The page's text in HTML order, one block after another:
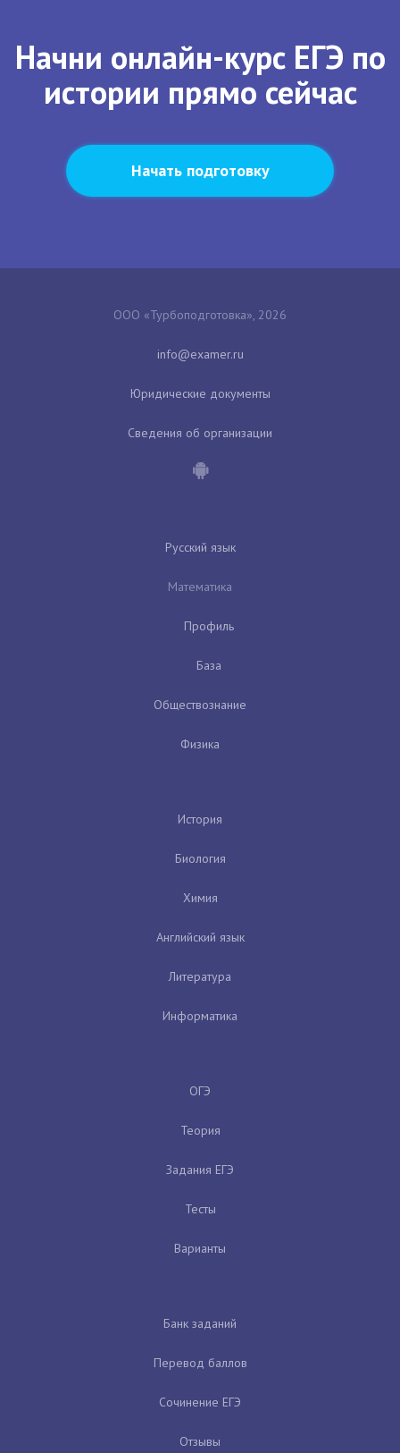
Начни онлайн-курс ЕГЭ по
истории прямо сейчас
Начать подготовку
ООО «Турбоподготовка», 2026
Юридические документы
Сведения об организации
Русский язык
Математика
Профиль
База
Обществознание
Физика
История
Биология
Химия
Английский язык
Литература
Информатика
ОГЭ
Теория
Задания ЕГЭ
Тесты
Варианты
Банк заданий
Перевод баллов
Сочинение ЕГЭ
Отзывы